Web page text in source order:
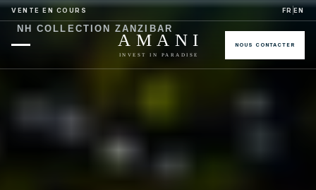
NH COLLECTION ZANZIBAR
VENTE EN COURS FR EN
AMANI
INVEST IN PARADISE
NOUS CONTACTER